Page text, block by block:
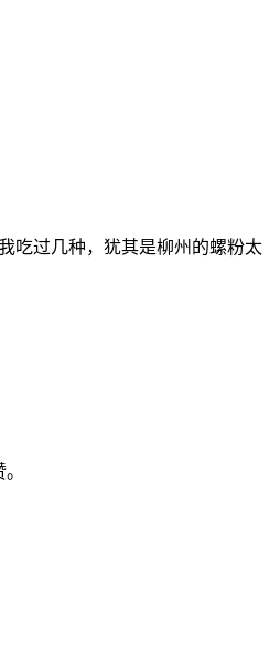
吃过几种，犹其是柳州的螺粉太